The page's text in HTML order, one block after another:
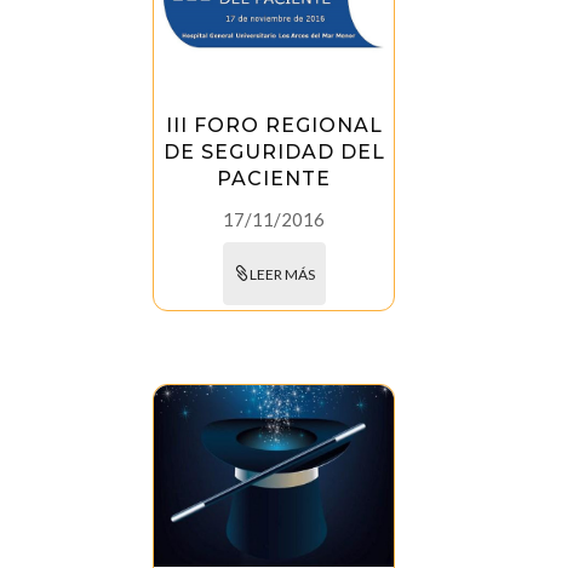
III FORO REGIONAL
DE SEGURIDAD DEL
PACIENTE
17/11/2016
LEER MÁS